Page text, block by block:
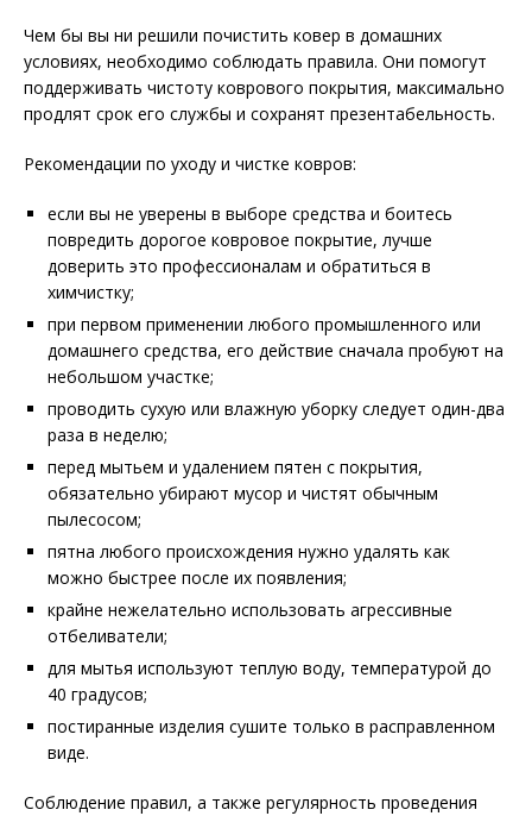
Чем бы вы ни решили почистить ковер в домашних
условиях, необходимо соблюдать правила. Они помогут
поддерживать чистоту коврового покрытия, максимально
продлят срок его службы и сохранят презентабельность.
Рекомендации по уходу и чистке ковров:
если вы не уверены в выборе средства и боитесь
повредить дорогое ковровое покрытие, лучше
доверить это профессионалам и обратиться в
химчистку;
при первом применении любого промышленного или
домашнего средства, его действие сначала пробуют на
небольшом участке;
проводить сухую или влажную уборку следует один-два
раза в неделю;
перед мытьем и удалением пятен с покрытия,
обязательно убирают мусор и чистят обычным
пылесосом;
пятна любого происхождения нужно удалять как
можно быстрее после их появления;
крайне нежелательно использовать агрессивные
отбеливатели;
для мытья используют теплую воду, температурой до
40 градусов;
постиранные изделия сушите только в расправленном
виде.
Соблюдение правил, а также регулярность проведения